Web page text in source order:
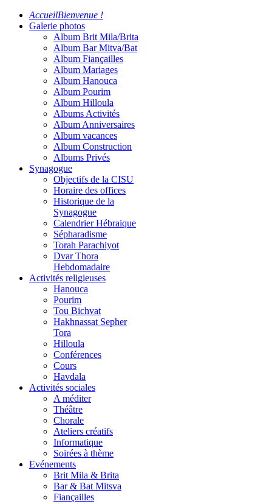
AccueilBienvenue !
Galerie photos
Album Brit Mila/Brita
Album Bar Mitva/Bat
Album Fiançailles
Album Mariages
Album Hanouca
Album Pourim
Album Hilloula
Albums Activités
Album Anniversaires
Album vacances
Album Construction
Albums Privés
Synagogue
Objectifs de la CISU
Horaire des offices
Historique de la
Synagogue
Calendrier Hébraique
Sépharadisme
Torah Parachiyot
Dvar Thora
Hebdomadaire
Activités religieuses
Hanouca
Pourim
Tou Bichvat
Hakhnassat Sepher
Tora
Hilloula
Conférences
Cours
Havdala
Activités sociales
A méditer
Théâtre
Chorale
Ateliers créatifs
Informatique
Soirées à thème
Evénements
Brit Mila & Brita
Bar & Bat Mitsva
Fiançailles